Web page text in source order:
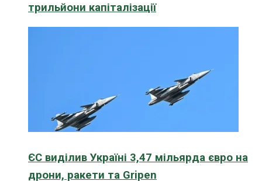
трильйони капіталізації
ЄС виділив Україні 3,47 мільярда євро на
дрони, ракети та Gripen